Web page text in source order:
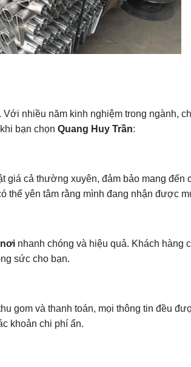
nhiều năm kinh nghiệm trong ngành,
bạn chọn Quang Huy Trần:
giá cả thường xuyên, đảm bảo mang đến
thể yên tâm rằng mình đang nhận được
nhanh chóng và hiệu quả. Khách hàng
sức cho bạn.
gom và thanh toán, mọi thông tin đều
khoản chi phí ẩn.